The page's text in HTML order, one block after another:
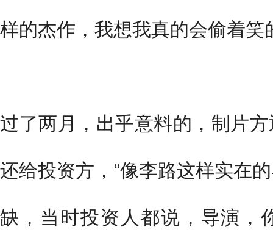
样的杰作，我想我真的会偷着笑
过了两月，出乎意料的，制片
还给投资方，“像李路这样实在
缺，当时投资人都说，导演，